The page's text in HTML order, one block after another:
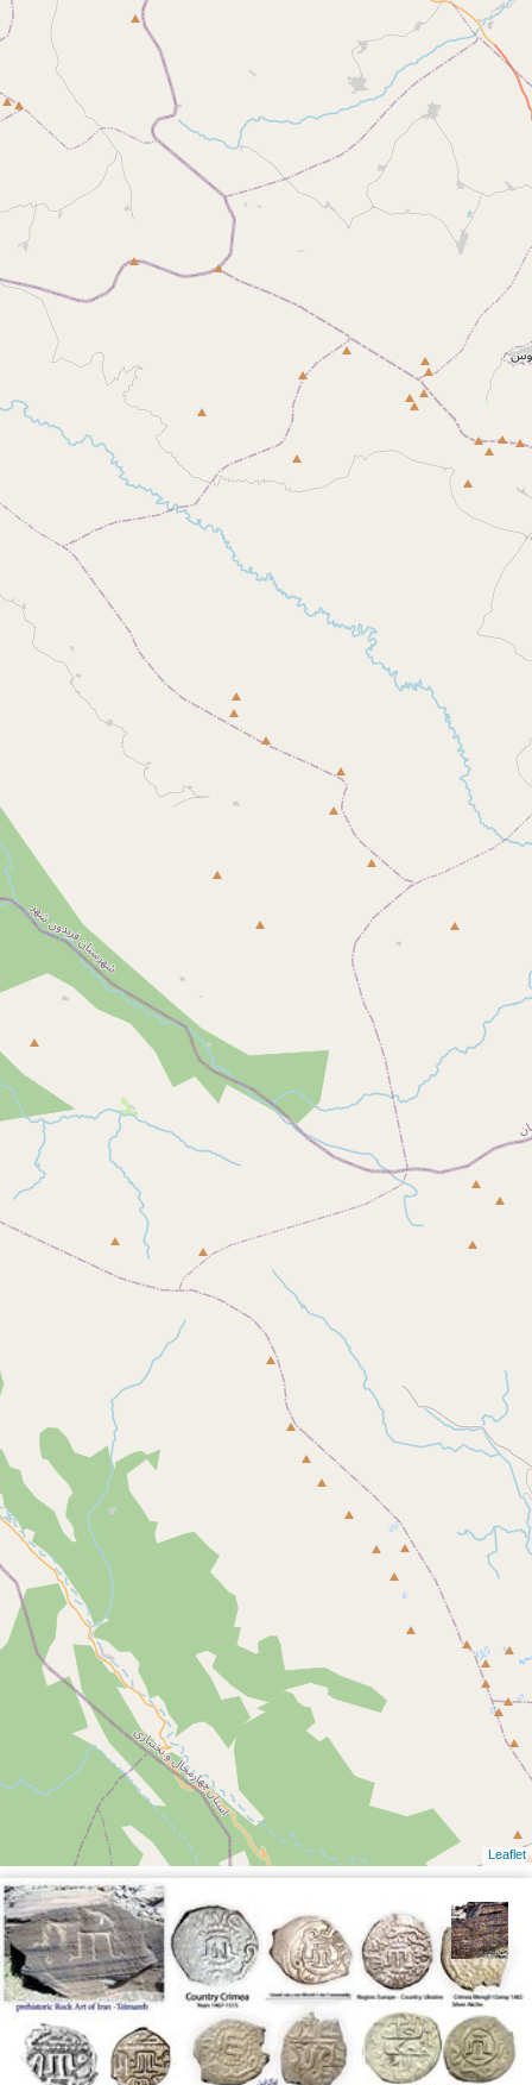
Leaflet
محمد ناصری فرد